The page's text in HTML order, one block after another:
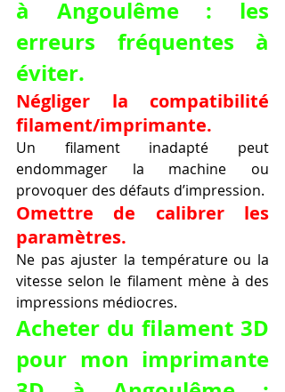
à Angoulême : les
erreurs fréquentes à
éviter.
Négliger la compatibilité
filament/imprimante.
Un filament inadapté peut
endommager la machine ou
provoquer des défauts d’impression.
Omettre de calibrer les
paramètres.
Ne pas ajuster la température ou la
vitesse selon le filament mène à des
impressions médiocres.
Acheter du filament 3D
pour mon imprimante